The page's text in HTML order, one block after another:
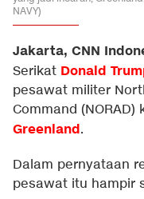
NAVY)
Jakarta, CNN
Serikat Donald
pesawat militer
Command
Greenland.
Dalam pernyataan
pesawat itu hampir